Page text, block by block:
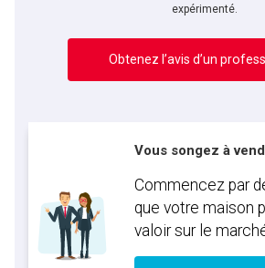
expérimenté.
Obtenez l’avis d’un
Vous songez à
Commencez par
que votre maison
valoir sur le